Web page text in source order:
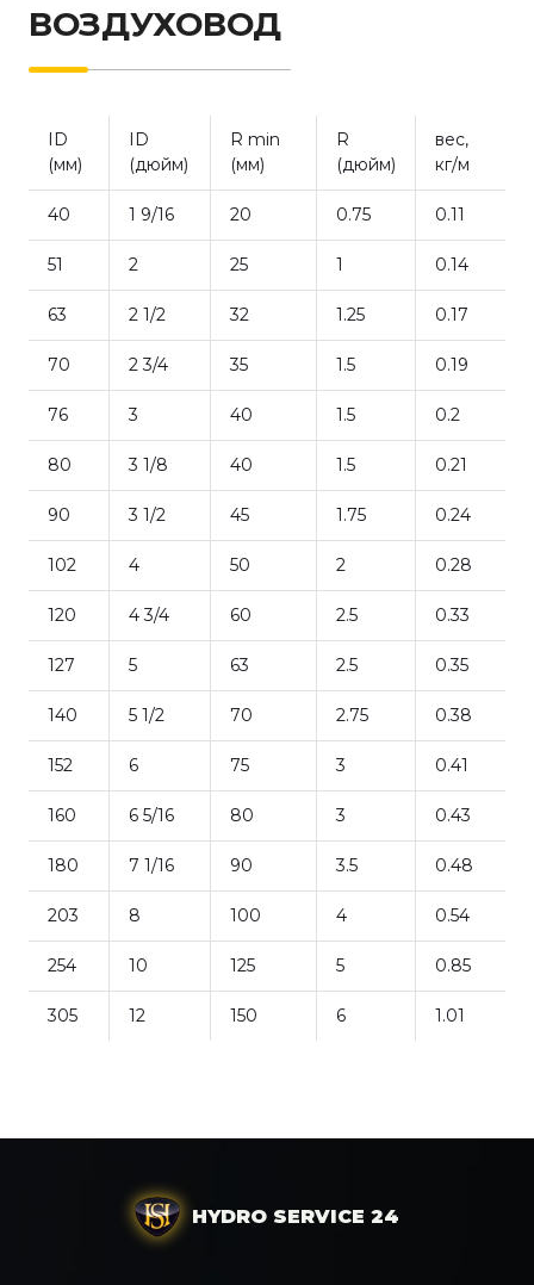
ВОЗДУХОВОД
ID
(мм)
ID
(дюйм)
R min
(мм)
R
(дюйм)
вес,
кг/м
40 1 9/16 20 0.75 0.11
51 2 25 1 0.14
63 2 1/2 32 1.25 0.17
70 2 3/4 35 1.5 0.19
76 3 40 1.5 0.2
80 3 1/8 40 1.5 0.21
90 3 1/2 45 1.75 0.24
102 4 50 2 0.28
120 4 3/4 60 2.5 0.33
127 5 63 2.5 0.35
140 5 1/2 70 2.75 0.38
152 6 75 3 0.41
160 6 5/16 80 3 0.43
180 7 1/16 90 3.5 0.48
203 8 100 4 0.54
254 10 125 5 0.85
305 12 150 6 1.01
HYDRO SERVICE 24